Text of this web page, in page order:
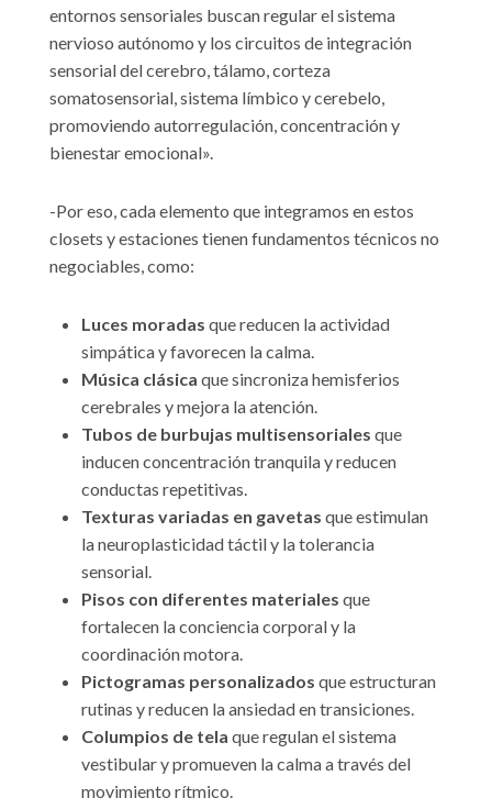
entornos sensoriales buscan regular el sistema
nervioso autónomo y los circuitos de integración
sensorial del cerebro, tálamo, corteza
somatosensorial, sistema límbico y cerebelo,
promoviendo autorregulación, concentración y
bienestar emocional».
-Por eso, cada elemento que integramos en estos
closets y estaciones tienen fundamentos técnicos no
negociables, como:
Luces moradas que reducen la actividad
simpática y favorecen la calma.
Música clásica que sincroniza hemisferios
cerebrales y mejora la atención.
Tubos de burbujas multisensoriales que
inducen concentración tranquila y reducen
conductas repetitivas.
Texturas variadas en gavetas que estimulan
la neuroplasticidad táctil y la tolerancia
sensorial.
Pisos con diferentes materiales que
fortalecen la conciencia corporal y la
coordinación motora.
Pictogramas personalizados que estructuran
rutinas y reducen la ansiedad en transiciones.
Columpios de tela que regulan el sistema
vestibular y promueven la calma a través del
movimiento rítmico.